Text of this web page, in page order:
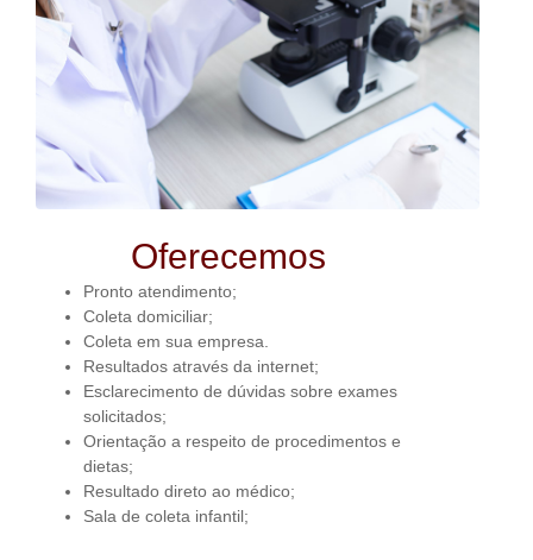
Oferecemos
Pronto atendimento;
Coleta domiciliar;
Coleta em sua empresa.
Resultados através da internet;
Esclarecimento de dúvidas sobre exames
solicitados;
Orientação a respeito de procedimentos e
dietas;
Resultado direto ao médico;
Sala de coleta infantil;